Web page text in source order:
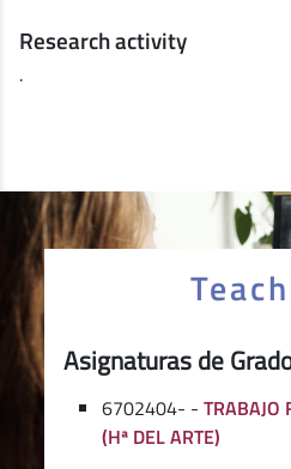
Research activity
.
Asignaturas de
6702404- -TRABAJO
(Hª DEL ARTE)